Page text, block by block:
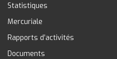
Statistiques
Mercuriale
Rapports d’activités
Documents